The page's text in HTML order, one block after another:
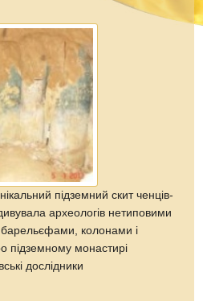
підземний скит ченців-
археологів нетиповими
барельєфами, колонами і
монастирі
дослідники